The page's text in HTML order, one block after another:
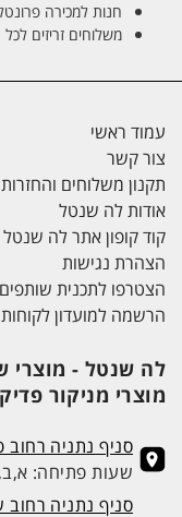
חנות למכירה
משלוחים זריזים
עמוד ראשי
צור קשר
תקנון משלוחים והחזרות
אודות לה שנטל
קוד קופון אתר לה שנטל
הצהרת נגישות
הצטרפו לתכנית שותפים
הרשמה למועדון לקוחות
לה שנטל - מוצרי
מוצרי מניקור
סניף נתניה רחוב
שעות פתיחה: א,ב,ד,ה : 9:00-15:00,
סניף נתניה רחוב